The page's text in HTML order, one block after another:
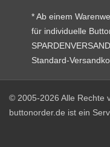
* Ab einem
für individuelle
Standard-
© 2005-2026 Alle Rechte
buttonorder.de ist ein